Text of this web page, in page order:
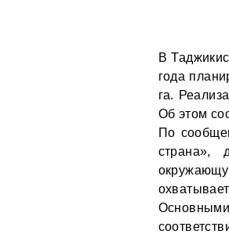
В
года
га.
Об этом
По
страна»,